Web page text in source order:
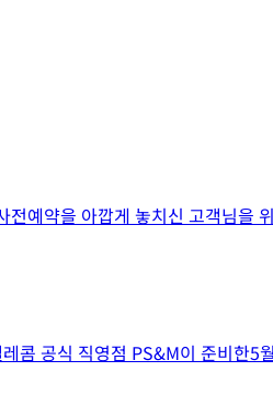
예약을 아깝게 놓치신 고객님을
콤 공식 직영점 PS&M이 준비한